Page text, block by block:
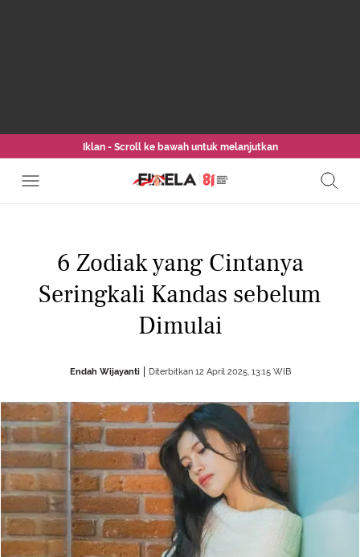
Iklan - Scroll ke bawah untuk melanjutkan
6 Zodiak yang Cintanya
Seringkali Kandas sebelum
Dimulai
Endah Wijayanti Diterbitkan 12 April 2025, 13:15 WIB